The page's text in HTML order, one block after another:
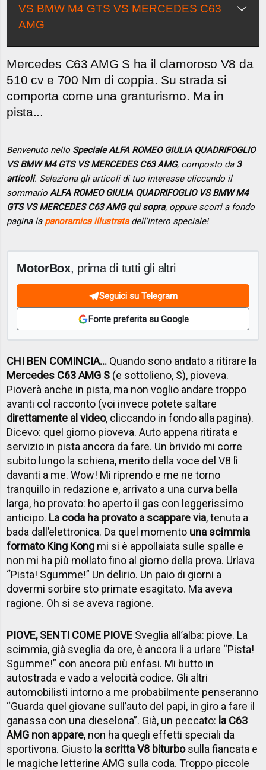
VS BMW M4 GTS VS MERCEDES C63
AMG
Mercedes C63 AMG S ha il clamoroso V8 da
510 cv e 700 Nm di coppia. Su strada si
comporta come una granturismo. Ma in
pista...
Benvenuto nello Speciale ALFA ROMEO GIULIA QUADRIFOGLIO
VS BMW M4 GTS VS MERCEDES C63 AMG, composto da 3
articoli. Seleziona gli articoli di tuo interesse cliccando il
sommarioALFA ROMEO GIULIA QUADRIFOGLIO VS BMW M4
GTS VS MERCEDES C63 AMG qui sopra, oppure scorri a fondo
pagina la panoramica illustratadell'intero speciale!
MotorBox, prima di tutti gli altri
Seguici su Telegram
Fonte preferita su Google
CHI BEN COMINCIA… Quando sono andato a ritirare la
Mercedes C63 AMG S (e sottolieno, S), pioveva.
Pioverà anche in pista, ma non voglio andare troppo
avanti col racconto (voi invece potete saltare
direttamente al video, cliccando in fondo alla pagina).
Dicevo: quel giorno pioveva. Auto appena ritirata e
servizio in pista ancora da fare. Un brivido mi corre
subito lungo la schiena, merito della voce del V8 lì
davanti a me. Wow! Mi riprendo e me ne torno
tranquillo in redazione e, arrivato a una curva bella
larga, ho provato: ho aperto il gas con leggerissimo
anticipo. La coda ha provato a scappare via, tenuta a
bada dall’elettronica. Da quel momento una scimmia
formato King Kong mi si è appollaiata sulle spalle e
non mi ha più mollato fino al giorno della prova. Urlava
“Pista! Sgumme!” Un delirio. Un paio di giorni a
dovermi sorbire sto primate esagitato. Ma aveva
ragione. Oh si se aveva ragione.
PIOVE, SENTI COME PIOVE Sveglia all’alba: piove. La
scimmia, già sveglia da ore, è ancora lì a urlare “Pista!
Sgumme!” con ancora più enfasi. Mi butto in
autostrada e vado a velocità codice. Gli altri
automobilisti intorno a me probabilmente penseranno
“Guarda quel giovane sull’auto del papi, in giro a fare il
ganassa con una dieselona”. Già, un peccato: la C63
AMG non appare, non ha quegli effetti speciali da
sportivona. Giusto la scritta V8 biturbosulla fiancata e
le magiche letterine AMG sulla coda. Troppo piccole